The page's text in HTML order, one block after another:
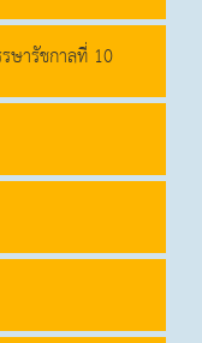
ษารัชกาลที่ 10